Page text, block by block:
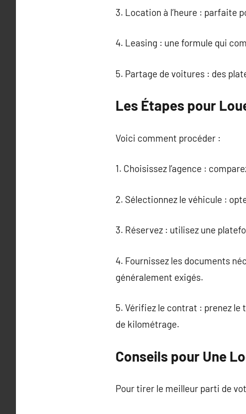
3. Location à l’heure : parfaite
4. Leasing : une formule qui
5. Partage de voitures : des
Les Étapes pour
Voici comment procéder :
1. Choisissez l’agence :
2. Sélectionnez le véhicule :
3. Réservez : utilisez une
4. Fournissez les documents
généralement exigés.
5. Vérifiez le contrat : prenez le
de kilométrage.
Conseils pour Une
Pour tirer le meilleur parti de